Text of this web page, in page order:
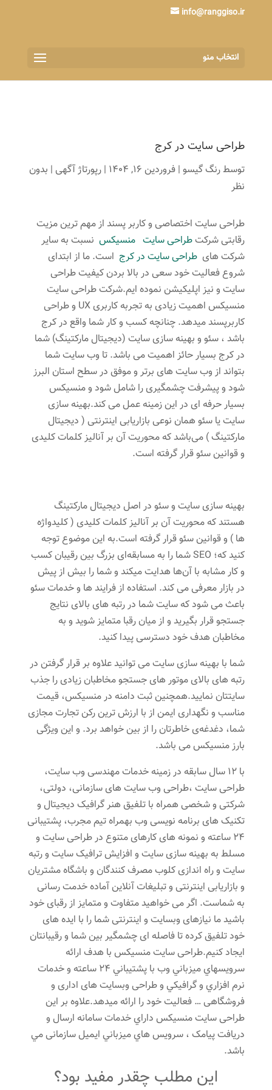
info@ranggiso.ir
انتخاب منو
طراحی سایت در کرج
توسطرنگ گیسو| فروردین 16, 1404 | رپورتاژ آگهی| بدون
نظر
طراحی سایت اختصاصی و کاربر پسند از مهم ترین مزیت
رقابتی شرکتطراحی سایت منسیکسنسبت به سایر
شرکت های طراحی سایت در کرج است. ما از ابتدای
شروع فعالیت خود سعی در بالا بردن کیفیت طراحی
سایت و نیز اپلیکیشن نموده ایم.شرکت طراحی سایت
منسیکس اهمیت زیادی به تجربه کاربری UX و طراحی
کاربرپسند میدهد. چنانچه کسب و کار شما واقع در کرج
باشد ، سئو و بهینه سازی سایت (دیجیتال مارکتینگ) شما
در کرج بسیار حائز اهمیت می باشد. تا وب سایت شما
بتواند از وب سایت های برتر و موفق در سطح استان البرز
شود و پیشرفت چشمگیری را شامل شود و منسیکس
بسیار حرفه ای در این زمینه عمل می کند.بهینه سازی
سایت یا سئو همان نوعی بازاریابی اینترنتی ( دیجیتال
مارکتینگ ) می‌باشد که محوریت آن بر آنالیز کلمات کلیدی
و قوانین سئو قرار گرفته است.
بهینه سازی سایت و سئو در اصل دیجیتال مارکتینگ
هستند که محوریت آن بر آنالیز کلمات کلیدی ( کلیدواژه
ها ) و قوانین سئو قرار گرفته است.به این موضوع توجه
کنید که؛ SEO شما را به مسابقه‌ای بزرگ بین رقیبان کسب
و کار مشابه با آن‌‌ها هدایت می‎کند و شما را بیش از پیش
در بازار معرفی می‌ کند. استفاده از فرایند ها و خدمات سئو
باعث می شود که سایت شما در رتبه‌ های بالای نتایج
جستجو قرار بگیرید و از میان رقبا متمایز شوید و به
مخاطبان هدف خود دسترسی پیدا کنید.
شما با بهینه سازی سایت می‌ توانید علاوه بر قرار گرفتن در
رتبه های بالای موتور های جستجو مخاطبان زیادی را جذب
سایتتان نمایید.همچنین ثبت دامنه در منسیکس، قیمت
مناسب و نگهداری ایمن از با ارزش‌ ترین رکن تجارت مجازی
شما، دغدغه‌ی خاطرتان را از بین خواهد برد. و این ویژگی
بارز منسیکس می باشد.
با 12 سال سابقه در زمینه خدمات مهندسی وب سایت،
طراحی سایت ،طراحی وب سایت های سازمانی، دولتی،
شرکتی و شخصی همراه با تلفیق هنر گرافیک دیجیتال و
تکنیک های برنامه نویسی وب بهمراه تیم مجرب، پشتیبانی
24 ساعته و نمونه های کارهای متنوع در طراحی سایت و
مسلط به بهینه سازی سایت و افزایش ترافیک سایت و رتبه
سایت و راه اندازی کلوب مصرف کنندگان و باشگاه مشتریان
و بازاریابی اینترنتی و تبلیغات آنلاین آماده خدمت رسانی
به شماست. اگر می خواهید متفاوت و متمایز از رقبای خود
باشید ما نیازهای وبسایت و اینترنتی شما را با ایده های
خود تلفیق کرده تا فاصله ای چشمگیر بین شما و رقیبانتان
ایجاد کنیم.طراحی سایت منسیکس با هدف ارائه
سرويسهاي ميزباني وب با پشتيباني 24 ساعته و خدمات
نرم افزاري و گرافيكي و طراحی وبسایت های اداری و
فروشگاهی … فعاليت خود را ارائه میدهد.علاوه بر اين
طراحی سایت منسیکس داراي خدمات سامانه ارسال و
دریافت پیامک ، سرويس هاي ميزباني ايميل سازمانی مي
باشد.
این مطلب چقدر مفید بود؟